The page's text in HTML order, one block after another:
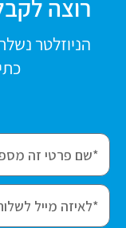
רוצה
הניוזלטר
f
i
r
s
e
m